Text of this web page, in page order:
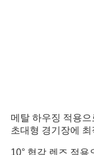
메탈 하우징 적용
초대형 경기장에
10° 협각 렌즈 적용